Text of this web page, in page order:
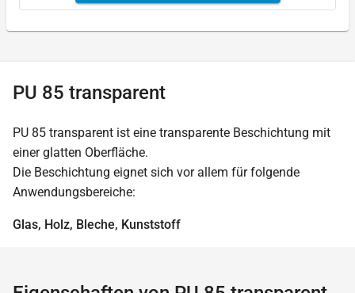
PU 85 transparent
PU 85 transparent ist eine transparente Beschichtung mit
einer glatten Oberfläche.
Die Beschichtung eignet sich vor allem für folgende
Anwendungsbereiche:
Glas, Holz, Bleche, Kunststoff